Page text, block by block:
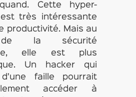
Cette hyper-
très intéressante
productivité. Mais au
de la sécurité
elle est plus
Un hacker qui
faille pourrait
accéder à